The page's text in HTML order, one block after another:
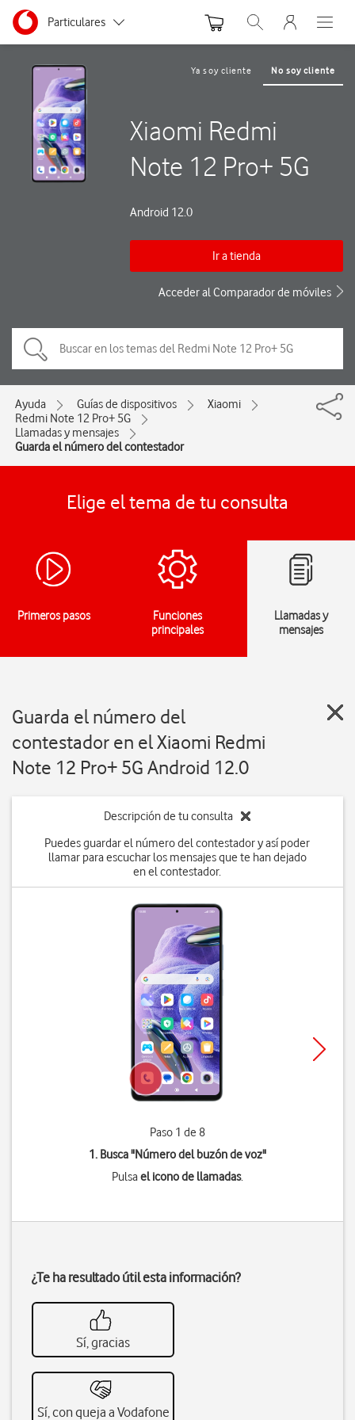
Ir a la pagina principal de vodafone.es
Menu navegación Segmento
Particulares
Autónomos
Pymes
Grandes empresas
y AA.PP.
Abrir buscador. Abre
Abre
Ya soy cliente No soy cliente
Xiaomi Redmi
Note 12 Pro+ 5G
Android 12.0
Ir a tienda
Acceder al Comparador de móviles
Ayuda Guías de dispositivos
Xiaomi
Redmi Note 12 Pro+ 5G
Llamadas y mensajes
Guarda el número del contestador
Elige el tema de tu consulta
Primeros pasos
Funciones
principales
Llamadas y
mensajes
Guarda el número del
contestador en el Xiaomi Redmi
Note 12 Pro+ 5G Android 12.0
Descripción de tu consulta
Puedes guardar el número del contestador y así poder
llamar para escuchar los mensajes que te han dejado
en el contestador.
Paso 1 de 8
1. Busca "Número del buzón de voz"
Pulsael icono de llamadas.
¿Te ha resultado útil esta información?
Sí, gracias
Sí, con queja a Vodafone